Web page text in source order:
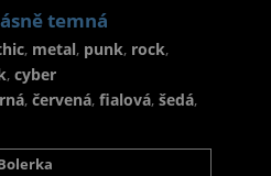
temná
, metal, punk, rock,
, cyber
, červená, fialová, šedá,